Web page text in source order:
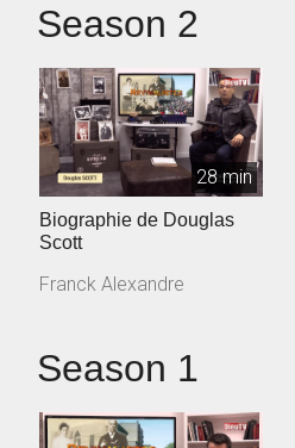
Season 2
28 min
Biographie de Douglas
Scott
Franck Alexandre
Season 1